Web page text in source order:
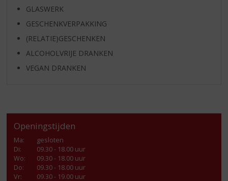
GLASWERK
GESCHENKVERPAKKING
(RELATIE)GESCHENKEN
ALCOHOLVRIJE DRANKEN
VEGAN DRANKEN
Openingstijden
Ma:
gesloten
Di:
09.30 - 18.00 uur
Wo:
09.30 - 18.00 uur
Do:
09.30 - 18.00 uur
Vr:
09.30 - 19.00 uur